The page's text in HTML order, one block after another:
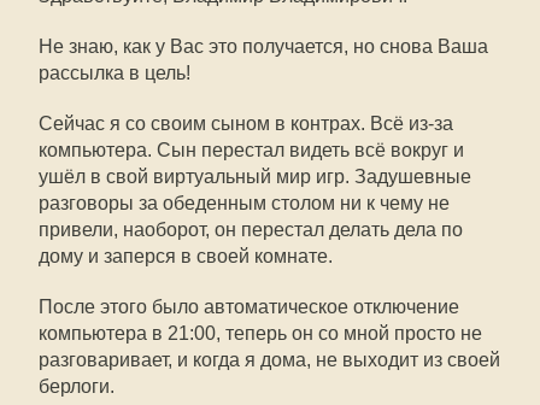
Не знаю, как у Вас это получается, но снова Ваша
рассылка в цель!
Сейчас я со своим сыном в контрах. Всё из-за
компьютера. Сын перестал видеть всё вокруг и
ушёл в свой виртуальный мир игр. Задушевные
разговоры за обеденным столом ни к чему не
привели, наоборот, он перестал делать дела по
дому и заперся в своей комнате.
После этого было автоматическое отключение
компьютера в 21:00, теперь он со мной просто не
разговаривает, и когда я дома, не выходит из своей
берлоги.